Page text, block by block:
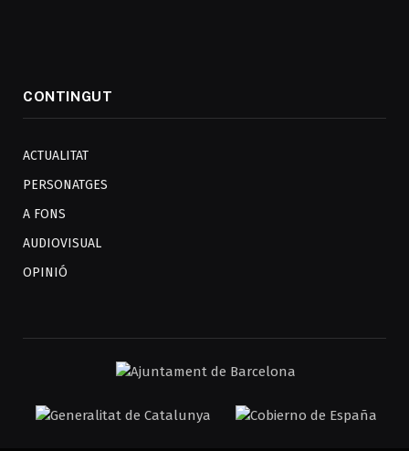
CONTINGUT
ACTUALITAT
PERSONATGES
A FONS
AUDIOVISUAL
OPINIÓ